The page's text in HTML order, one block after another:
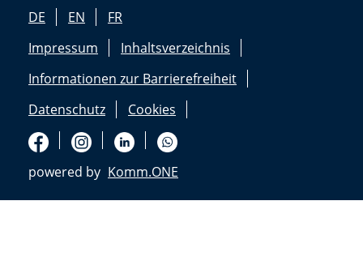
DE EN
FR
Impressum
Inhaltsverzeichnis
Informationen zur Barrierefreiheit
Datenschutz
Cookies
powered by Komm.ONE